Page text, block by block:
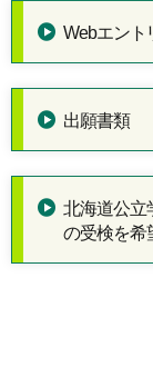
Webエント
出願書類
北海道公立
の受検を希